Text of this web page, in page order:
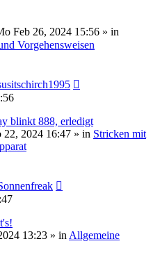
Feb 26, 2024 15:56 » in
Vorgehensweisen
blinkt 888, erledigt
22, 2024 16:47 » in Stricken mit
13:23 » in Allgemeine